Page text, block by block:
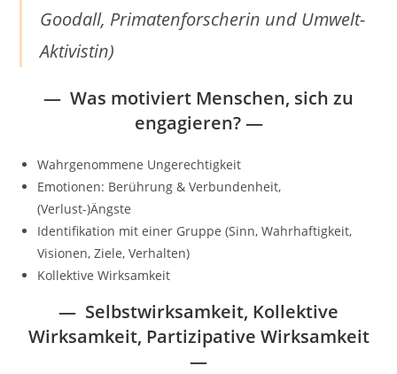
Goodall, Primatenforscherin und Umwelt-
Aktivistin)
— Was motiviert Menschen, sich zu
engagieren? —
Wahrgenommene Ungerechtigkeit
Emotionen: Berührung & Verbundenheit,
(Verlust-)Ängste
Identifikation mit einer Gruppe (Sinn, Wahrhaftigkeit,
Visionen, Ziele, Verhalten)
Kollektive Wirksamkeit
— Selbstwirksamkeit, Kollektive
Wirksamkeit, Partizipative Wirksamkeit
—